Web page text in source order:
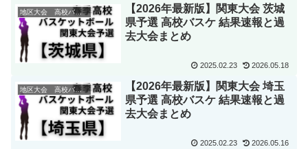
地区大会 高校バスケ
【2026年最新版】関東大会 茨城
県予選 高校バスケ 結果速報と過
去大会まとめ
2025.02.23 2026.05.18
地区大会 高校バスケ
【2026年最新版】関東大会 埼玉
県予選 高校バスケ 結果速報と過
去大会まとめ
2025.02.23 2026.05.16